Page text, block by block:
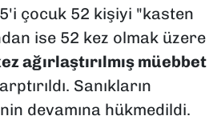
çocuk 52 kişiyi "kasten
ise 52 kez olmak üzere
ağırlaştırılmış müebbet
Sanıkların
devamına hükmedildi.